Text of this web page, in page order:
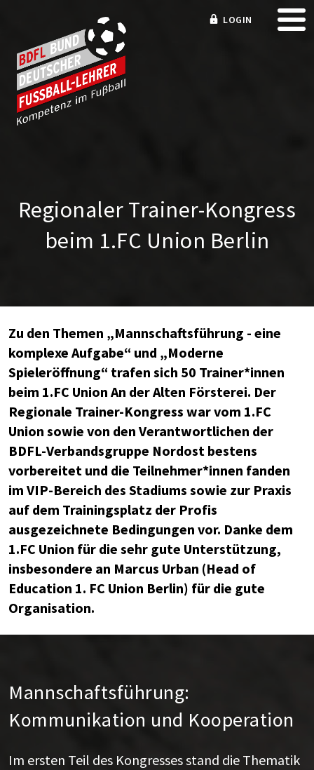
LOGIN
Regionaler Trainer-Kongress
beim 1.FC Union Berlin
Zu den Themen „Mannschaftsführung - eine
komplexe Aufgabe“ und „Moderne
Spieleröffnung“ trafen sich 50 Trainer*innen
beim 1.FC Union An der Alten Försterei. Der
Regionale Trainer-Kongress war vom 1.FC
Union sowie von den Verantwortlichen der
BDFL-Verbandsgruppe Nordost bestens
vorbereitet und die Teilnehmer*innen fanden
im VIP-Bereich des Stadiums sowie zur Praxis
auf dem Trainingsplatz der Profis
ausgezeichnete Bedingungen vor. Danke dem
1.FC Union für die sehr gute Unterstützung,
insbesondere an Marcus Urban (Head of
Education 1. FC Union Berlin) für die gute
Organisation.
Mannschaftsführung:
Kommunikation und Kooperation
Im ersten Teil des Kongresses stand die Thematik